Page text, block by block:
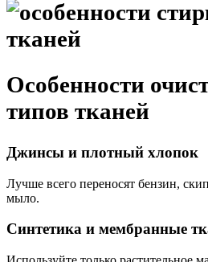
Особенности
типов тканей
Джинсы и плотный хлопок
Лучше всего переносят бензин,
мыло.
Синтетика и мембранные